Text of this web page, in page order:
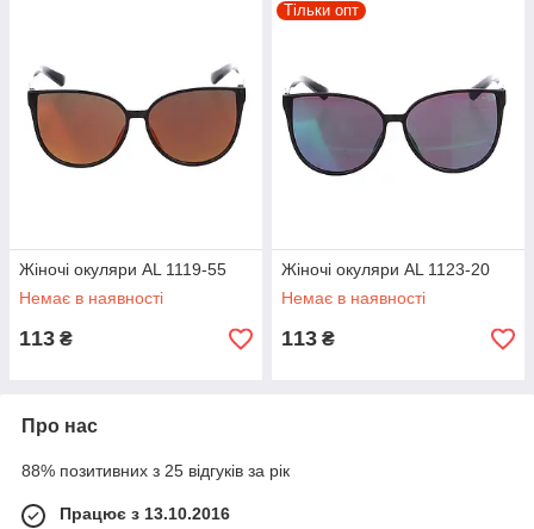
Жіночі окуляри AL 1119-55
Немає в наявності
113 ₴
Тільки опт
Жіночі окуляри AL 1123-20
Немає в наявності
113 ₴
Про нас
88% позитивних з 25 відгуків за рік
Працює з 13.10.2016